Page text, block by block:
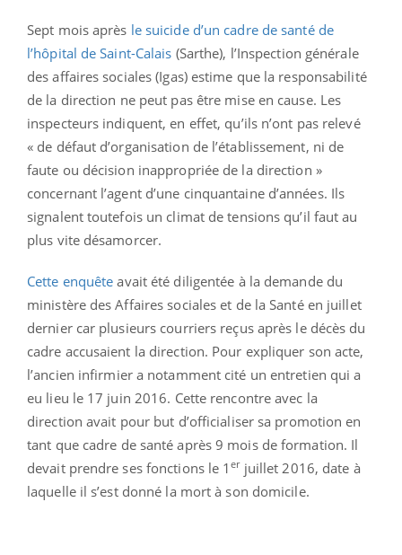
Sept mois après le suicide d’un cadre de santé de
l’hôpital de Saint-Calais (Sarthe), l’Inspection générale
des affaires sociales (Igas) estime que la responsabilité
de la direction ne peut pas être mise en cause. Les
inspecteurs indiquent, en effet, qu’ils n’ont pas relevé
« de défaut d’organisation de l’établissement, ni de
faute ou décision inappropriée de la direction »
concernant l’agent d’une cinquantaine d’années. Ils
signalent toutefois un climat de tensions qu’il faut au
plus vite désamorcer.
Cette enquête avait été diligentée à la demande du
ministère des Affaires sociales et de la Santé en juillet
dernier car plusieurs courriers reçus après le décès du
cadre accusaient la direction. Pour expliquer son acte,
l’ancien infirmier a notamment cité un entretien qui a
eu lieu le 17 juin 2016. Cette rencontre avec la
direction avait pour but d’officialiser sa promotion en
tant que cadre de santé après 9 mois de formation. Il
devait prendre ses fonctions le 1erjuillet 2016, date à
laquelle il s’est donné la mort à son domicile.